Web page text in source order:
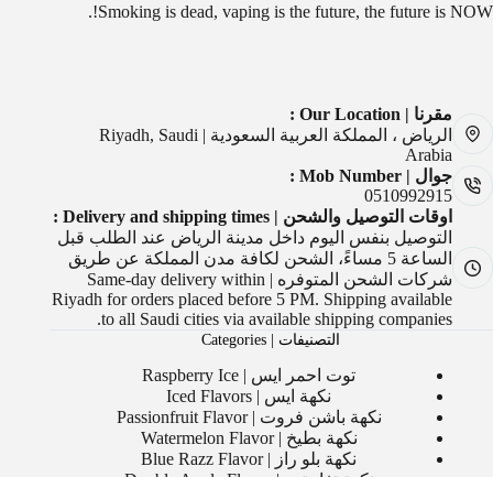
Smoking is dead, vaping is the future, the future is NOW!.
مقرنا | Our Location :
الرياض ، المملكة العربية السعودية | Riyadh, Saudi
Arabia
جوال | Mob Number :
0510992915
اوقات التوصيل والشحن | Delivery and shipping times :
التوصيل بنفس اليوم داخل مدينة الرياض عند الطلب قبل
الساعة 5 مساءً، الشحن لكافة مدن المملكة عن طريق
شركات الشحن المتوفره | Same-day delivery within
Riyadh for orders placed before 5 PM. Shipping available
to all Saudi cities via available shipping companies.
التصنيفات | Categories
توت احمر ايس | Raspberry Ice
نكهة ايس | Iced Flavors
نكهة باشن فروت | Passionfruit Flavor
نكهة بطيخ | Watermelon Flavor
نكهة بلو راز | Blue Razz Flavor